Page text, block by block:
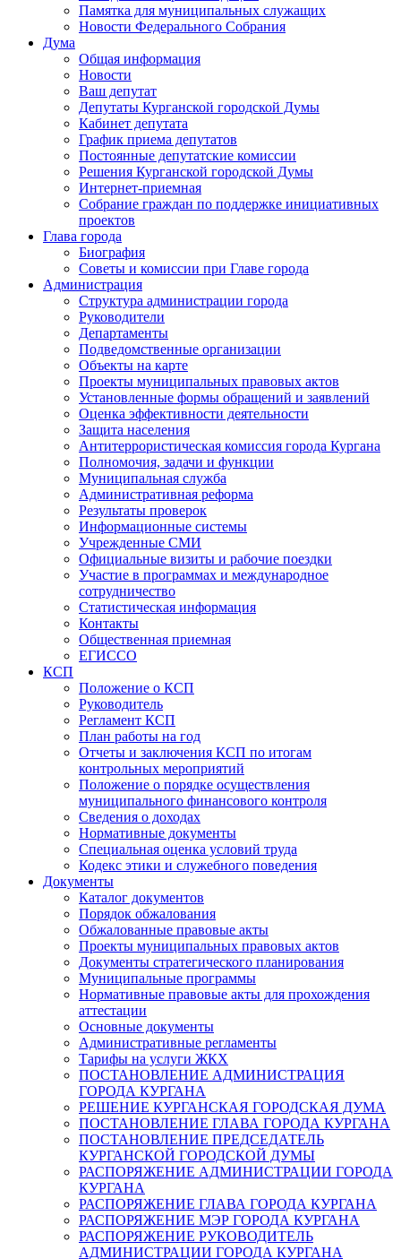
Памятка для муниципальных служащих
Новости Федерального Cобрания
Дума
Общая информация
Новости
Ваш депутат
Депутаты Курганской городской Думы
Кабинет депутата
График приема депутатов
Постоянные депутатские комиссии
Решения Курганской городской Думы
Интернет-приемная
Собрание граждан по поддержке инициативных
проектов
Глава города
Биография
Советы и комиссии при Главе города
Администрация
Структура администрации города
Руководители
Департаменты
Подведомственные организации
Объекты на карте
Проекты муниципальных правовых актов
Установленные формы обращений и заявлений
Оценка эффективности деятельности
Защита населения
Антитеррористическая комиссия города Кургана
Полномочия, задачи и функции
Муниципальная служба
Административная реформа
Результаты проверок
Информационные системы
Учрежденные СМИ
Официальные визиты и рабочие поездки
Участие в программах и международное
сотрудничество
Статистическая информация
Контакты
Общественная приемная
ЕГИССО
КСП
Положение о КСП
Руководитель
Регламент КСП
План работы на год
Отчеты и заключения КСП по итогам
контрольных мероприятий
Положение о порядке осуществления
муниципального финансового контроля
Сведения о доходах
Нормативные документы
Специальная оценка условий труда
Кодекс этики и служебного поведения
Документы
Каталог документов
Порядок обжалования
Обжалованные правовые акты
Проекты муниципальных правовых актов
Документы стратегического планирования
Муниципальные программы
Нормативные правовые акты для прохождения
аттестации
Основные документы
Административные регламенты
Тарифы на услуги ЖКХ
ПОСТАНОВЛЕНИЕ АДМИНИСТРАЦИЯ
ГОРОДА КУРГАНА
РЕШЕНИЕ КУРГАНСКАЯ ГОРОДСКАЯ ДУМА
ПОСТАНОВЛЕНИЕ ГЛАВА ГОРОДА КУРГАНА
ПОСТАНОВЛЕНИЕ ПРЕДСЕДАТЕЛЬ
КУРГАНСКОЙ ГОРОДСКОЙ ДУМЫ
РАСПОРЯЖЕНИЕ АДМИНИСТРАЦИИ ГОРОДА
КУРГАНА
РАСПОРЯЖЕНИЕ ГЛАВА ГОРОДА КУРГАНА
РАСПОРЯЖЕНИЕ МЭР ГОРОДА КУРГАНА
РАСПОРЯЖЕНИЕ РУКОВОДИТЕЛЬ
АДМИНИСТРАЦИИ ГОРОДА КУРГАНА